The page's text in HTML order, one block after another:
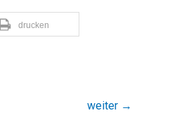
drucken
weiter →